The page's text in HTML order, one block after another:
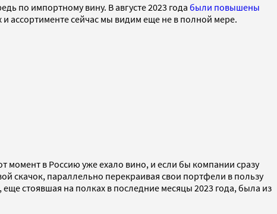
по импортному вину. В августе 2023 года были повышены
ассортименте сейчас мы видим еще не в полной мере.
в Россию уже ехало вино, и если бы компании сразу
скачок, параллельно перекраивая свои портфели в пользу
стоявшая на полках в последние месяцы 2023 года, была из